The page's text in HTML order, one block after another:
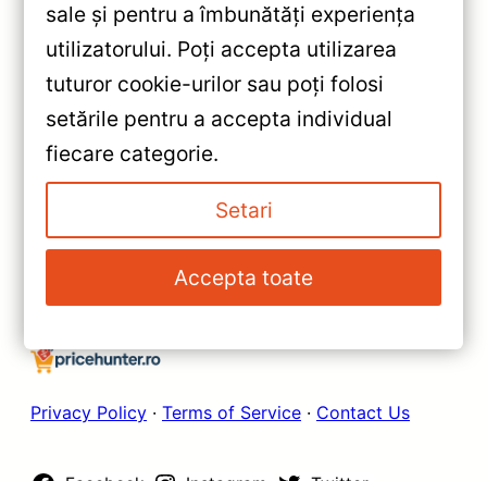
«Navigație Auto Teyes CC3 9.5”
QLED 2K 4+64GB — Recenzie
Detaliată, Testare &
Recomandări
Navigație Teyes CC3 2K 360°
pentru Lexus ES (2013–2018) —
Recenzie Detaliată, Testare &
Recomandări
Privacy Policy · Terms of Service · Contact Us
sale și pentru a îmbunătăți experiența
utilizatorului. Poți accepta utilizarea
tuturor cookie-urilor sau poți folosi
setările pentru a accepta individual
fiecare categorie.
Setari
Accepta toate